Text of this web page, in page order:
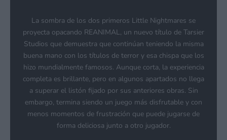
La sombra de los dos primeros Little Nightmares se
proyecta opacando REANIMAL, un nuevo título de Tarsier
Studios que demuestra que continúan teniendo la misma
buena mano con los títulos de terror y esa chispa que los
hizo mundialmente famosos. Aunque corta, la experiencia
completa es brillante, pero en algunos apartados no llega
a superar el listón fijado por sus anteriores obras. Sin
embargo, termina siendo un juego más disfrutable y con
menos momentos de frustración que puede jugarse de
forma deliciosa junto a otro jugador.